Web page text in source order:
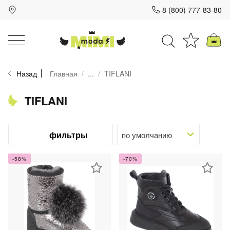
8 (800) 777-83-80
Назад Главная ... TIFLANI
TIFLANI
фильтры
-58% -70%
Для клиентов всех банков
Разбейте
оплатуна части
График платежей
Сегодня
%